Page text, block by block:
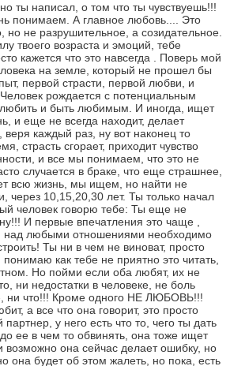
ты написал, о том что ты чувствуешь!!!
понимаем. А главное любовь.... Это
но не разрушительное, а созидательное.
твоего возраста и эмоций, тебе
кажется что это навсегда . Поверь мой
на земле, который не прошел бы
первой страсти, первой любви, и
рождается с потенциальным
и быть любимым. И иногда, ищет
и еще не всегда находит, делает
каждый раз, ну вот наконец то
страсть сгорает, приходит чувство
и все мы понимаем, что это не
случается в браке, что еще страшнее,
всю жизнь, мы ищем, но найти не
через 10,15,20,30 лет. Ты только начал
человек говорю тебе: Ты еще не
И первые впечатления это чаще ,
над любыми отношениями необходимо
Ты ни в чем не виноват, просто
как тебе не приятно это читать,
Но пойми если оба любят, их не
ни недостатки в человеке, не боль
ни что!!! Кроме одного НЕ ЛЮБОВЬ!!!
а все что она говорит, это просто
у него есть что то, чего ты дать
ее в чем то обвинять, она тоже ищет
возможно она сейчас делает ошибку, но
она будет об этом жалеть, но пока, есть